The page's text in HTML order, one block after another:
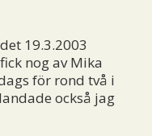
19.3.2003
nog av Mika
för rond två i
också jag